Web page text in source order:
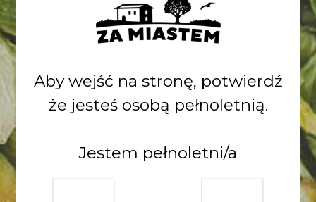
POWRÓT DO LISTY
Zobacz inne
wpisy
Aby wejść na stronę, potwierdź
że jesteś osobą pełnoletnią.
Jestem pełnoletni/a